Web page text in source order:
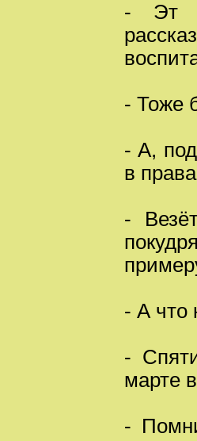
- Эт
- Тоже
- А,
в
-
- А что
-
марте
-